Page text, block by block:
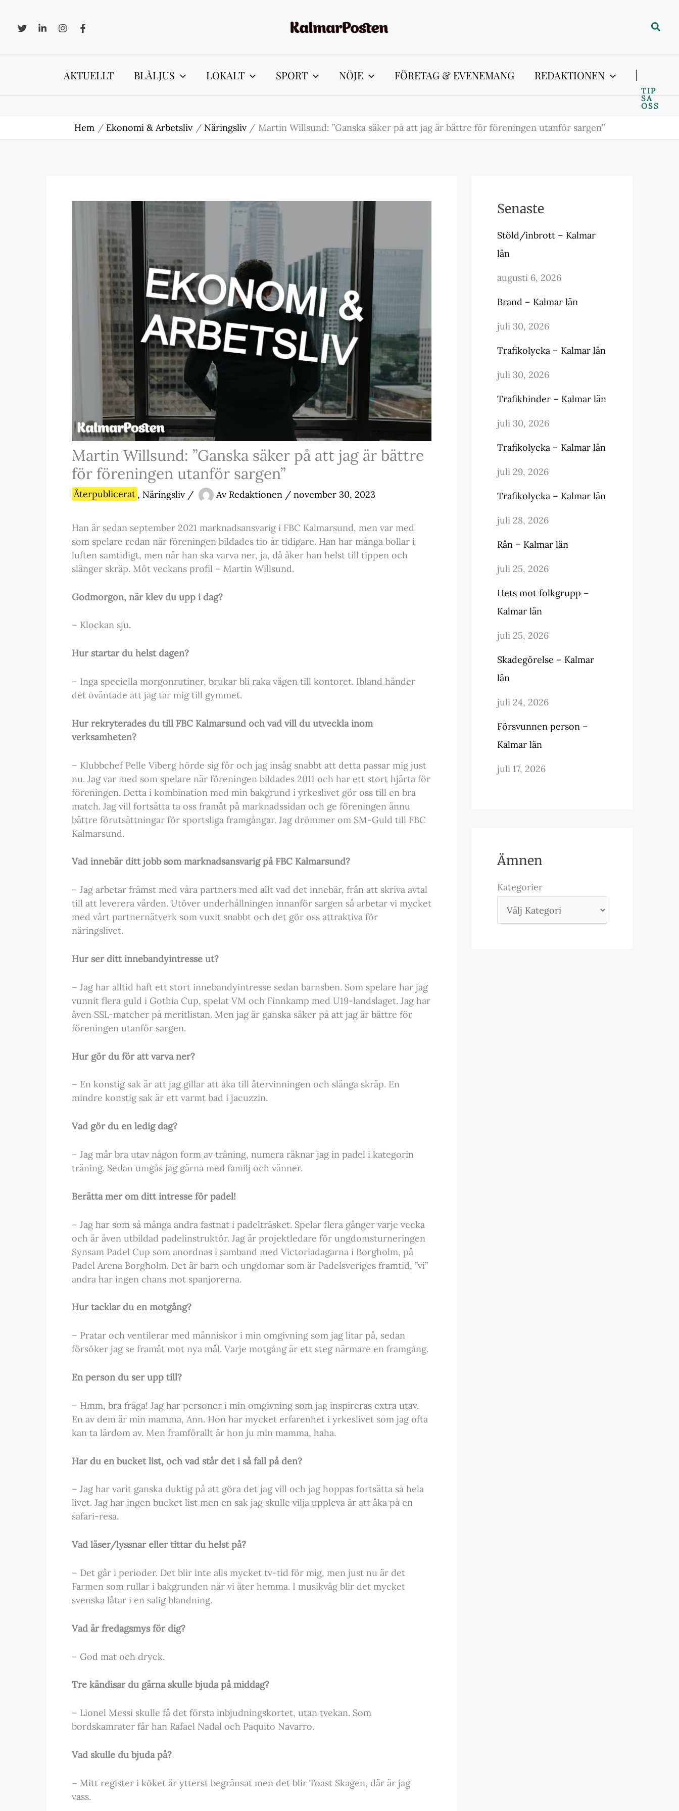
innehåll
Sök
AKTUELLT BLÅLJUS LOKALT SPORT NÖJE FÖRETAG & EVENEMANG REDAKTIONEN
TIP
SA
OSS
Hem Ekonomi & Arbetsliv Näringsliv Martin Willsund: ”Ganska säker på att jag är bättre för föreningen utanför sargen”
Martin Willsund: ”Ganska säker på att jag är bättre
för föreningen utanför sargen”
Återpublicerat , Näringsliv / Av Redaktionen / november 30, 2023
Han är sedan september 2021 marknadsansvarig i FBC Kalmarsund, men var med
som spelare redan när föreningen bildades tio år tidigare. Han har många bollar i
luften samtidigt, men när han ska varva ner, ja, då åker han helst till tippen och
slänger skräp. Möt veckans profil – Martin Willsund.
Godmorgon, när klev du upp i dag?
– Klockan sju.
Hur startar du helst dagen?
– Inga speciella morgonrutiner, brukar bli raka vägen till kontoret. Ibland händer
det oväntade att jag tar mig till gymmet.
Hur rekryterades du till FBC Kalmarsund och vad vill du utveckla inom
verksamheten?
– Klubbchef Pelle Viberg hörde sig för och jag insåg snabbt att detta passar mig just
nu. Jag var med som spelare när föreningen bildades 2011 och har ett stort hjärta för
föreningen. Detta i kombination med min bakgrund i yrkeslivet gör oss till en bra
match. Jag vill fortsätta ta oss framåt på marknadssidan och ge föreningen ännu
bättre förutsättningar för sportsliga framgångar. Jag drömmer om SM-Guld till FBC
Kalmarsund.
Vad innebär ditt jobb som marknadsansvarig på FBC Kalmarsund?
– Jag arbetar främst med våra partners med allt vad det innebär, från att skriva avtal
till att leverera värden. Utöver underhållningen innanför sargen så arbetar vi mycket
med vårt partnernätverk som vuxit snabbt och det gör oss attraktiva för
näringslivet.
Hur ser ditt innebandyintresse ut?
– Jag har alltid haft ett stort innebandyintresse sedan barnsben. Som spelare har jag
vunnit flera guld i Gothia Cup, spelat VM och Finnkamp med U19-landslaget. Jag har
även SSL-matcher på meritlistan. Men jag är ganska säker på att jag är bättre för
föreningen utanför sargen.
Hur gör du för att varva ner?
– En konstig sak är att jag gillar att åka till återvinningen och slänga skräp. En
mindre konstig sak är ett varmt bad i jacuzzin.
Vad gör du en ledig dag?
– Jag mår bra utav någon form av träning, numera räknar jag in padel i kategorin
träning. Sedan umgås jag gärna med familj och vänner.
Berätta mer om ditt intresse för padel!
– Jag har som så många andra fastnat i padelträsket. Spelar flera gånger varje vecka
och är även utbildad padelinstruktör. Jag är projektledare för ungdomsturneringen
Synsam Padel Cup som anordnas i samband med Victoriadagarna i Borgholm, på
Padel Arena Borgholm. Det är barn och ungdomar som är Padelsveriges framtid, ”vi”
andra har ingen chans mot spanjorerna.
Hur tacklar du en motgång?
– Pratar och ventilerar med människor i min omgivning som jag litar på, sedan
försöker jag se framåt mot nya mål. Varje motgång är ett steg närmare en framgång.
En person du ser upp till?
– Hmm, bra fråga! Jag har personer i min omgivning som jag inspireras extra utav.
En av dem är min mamma, Ann. Hon har mycket erfarenhet i yrkeslivet som jag ofta
kan ta lärdom av. Men framförallt är hon ju min mamma, haha.
Har du en bucket list, och vad står det i så fall på den?
– Jag har varit ganska duktig på att göra det jag vill och jag hoppas fortsätta så hela
livet. Jag har ingen bucket list men en sak jag skulle vilja uppleva är att åka på en
safari-resa.
Vad läser/lyssnar eller tittar du helst på?
– Det går i perioder. Det blir inte alls mycket tv-tid för mig, men just nu är det
Farmen som rullar i bakgrunden när vi äter hemma. I musikväg blir det mycket
svenska låtar i en salig blandning.
Vad är fredagsmys för dig?
– God mat och dryck.
Tre kändisar du gärna skulle bjuda på middag?
– Lionel Messi skulle få det första inbjudningskortet, utan tvekan. Som
bordskamrater får han Rafael Nadal och Paquito Navarro.
Vad skulle du bjuda på?
– Mitt register i köket är ytterst begränsat men det blir Toast Skagen, där är jag
vass.
Senaste
Stöld/inbrott – Kalmar
län
augusti 6, 2026
Brand – Kalmar län
juli 30, 2026
Trafikolycka – Kalmar län
juli 30, 2026
Trafikhinder – Kalmar län
juli 30, 2026
Trafikolycka – Kalmar län
juli 29, 2026
Trafikolycka – Kalmar län
juli 28, 2026
Rån – Kalmar län
juli 25, 2026
Hets mot folkgrupp –
Kalmar län
juli 25, 2026
Skadegörelse – Kalmar
län
juli 24, 2026
Försvunnen person –
Kalmar län
juli 17, 2026
Ämnen
Kategorier